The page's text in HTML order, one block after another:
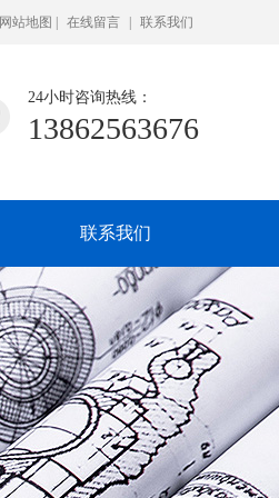
网站地图 在线留言 联系我们
24小时咨询热线：
13862563676
联系我们